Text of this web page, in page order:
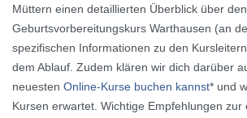
Müttern einen detaillierten Überblick über den
Geburtsvorbereitungskurs Warthausen (an
spezifischen Informationen zu den
dem Ablauf. Zudem klären wir dich darüber
neuesten Online-Kurse buchen kannst* und
Kursen erwartet. Wichtige Empfehlungen zur